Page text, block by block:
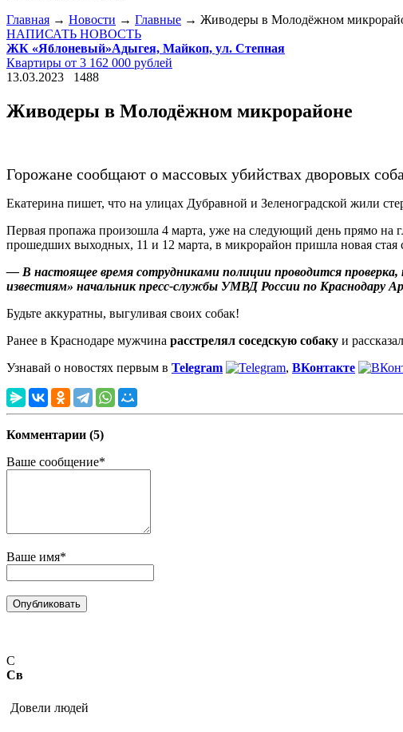
Главная → Новости → Главные → Живодеры в Молодёжном
НАПИСАТЬ НОВОСТЬ
ЖК «Яблоневый»Адыгея, Майкоп, ул. Степная
Квартиры от 3 162 000 рублей
13.03.2023
1488
Живодеры в Молодёжном микрорайоне
Горожане сообщают о массовых убийствах дворовых
Екатерина пишет, что на улицах Дубравной и Зеленоградской жили
Первая пропажа произошла 4 марта, уже на следующий день прямо на
прошедших выходных, 11 и 12 марта, в микрорайон пришла новая стая
— В настоящее время сотрудниками полиции проводится
известиям» начальник пресс-службы УМВД России по Краснодару
Будьте аккуратны, выгуливая своих собак!
Ранее в Краснодаре мужчина расстрелял соседскую собаку и
Узнавай о новостях первым в Telegram , ВКонтакте
Комментарии (5)
Ваше сообщение*
Ваше имя*
С
Св
Довели людей